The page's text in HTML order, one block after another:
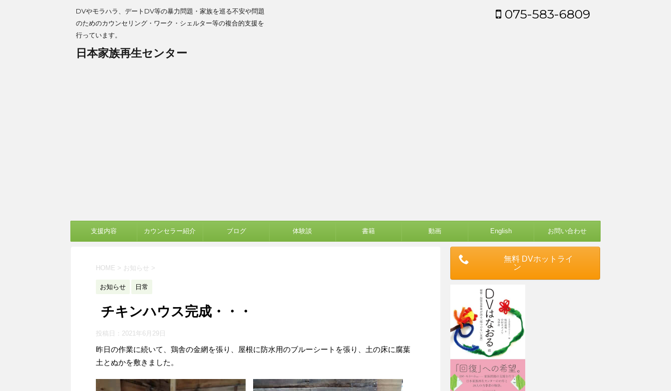
DVやモラハラ、デートDV等の暴力問題・家族を巡る不安や問題
のためのカウンセリング・ワーク・シェルター等の複合的支援を
行っています。
日本家族再生センター
075-583-6809
支援内容 カウンセラー紹介 ブログ 体験談 書籍 動画 English お問い合わせ
HOME > お知らせ >
お知らせ 日常
チキンハウス完成・・・
投稿日： 2021年6月29日
昨日の作業に続いて、鶏舎の金網を張り、屋根に防水用のブルーシートを張り、土の床に腐葉
土とぬかを敷きました。
無料 DVホットライ
ン